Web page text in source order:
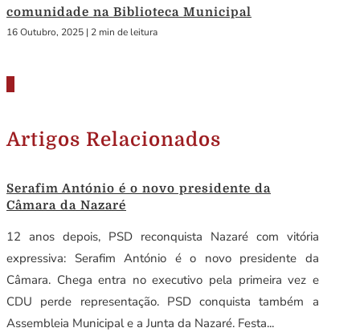
comunidade na Biblioteca Municipal
16 Outubro, 2025 | 2 min de leitura
Artigos Relacionados
Serafim António é o novo presidente da
Câmara da Nazaré
12 anos depois, PSD reconquista Nazaré com vitória
expressiva: Serafim António é o novo presidente da
Câmara. Chega entra no executivo pela primeira vez e
CDU perde representação. PSD conquista também a
Assembleia Municipal e a Junta da Nazaré. Festa...